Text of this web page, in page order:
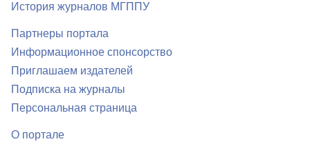
История журналов МГППУ
Партнеры портала
Информационное спонсорство
Приглашаем издателей
Подписка на журналы
Персональная страница
О портале